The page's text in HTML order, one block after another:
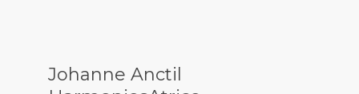
Johanne Anctil